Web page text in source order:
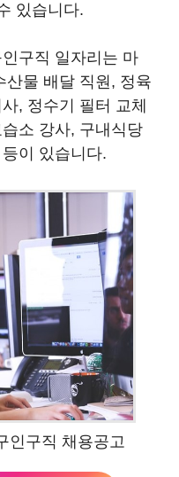
있습니다.
구직 일자리는 마
산물 배달 직원, 정육
, 정수기 필터 교체
소 강사, 구내식당
이 있습니다.
인구직 채용공고